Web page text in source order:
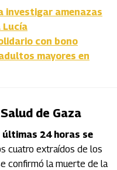
investigar amenazas
con bono
mayores en
de Gaza
24 horas se
cuatro extraídos de los
confirmó la muerte de la